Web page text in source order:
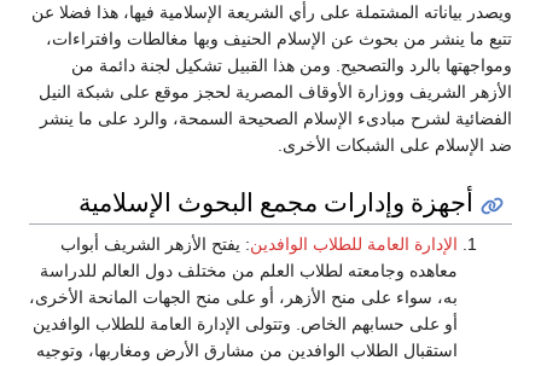
ويصدر بياناته المشتملة على رأي الشريعة الإسلامية فيها، هذا فضلا عن
تتبع ما ينشر من بحوث عن الإسلام الحنيف وبها مغالطات وافتراءات،
ومواجهتها بالرد والتصحيح. ومن هذا القبيل تشكيل لجنة دائمة من
الأزهر الشريف ووزارة الأوقاف المصرية لحجز موقع على شبكة النيل
الفضائية لشرح مبادىء الإسلام الصحيحة السمحة، والرد على ما ينشر
ضد الإسلام على الشبكات الأخرى.
أجهزة وإدارات مجمع البحوث الإسلامية
الإدارة العامة للطلاب الوافدين: يفتح الأزهر الشريف أبواب
معاهده وجامعته لطلاب العلم من مختلف دول العالم للدراسة
به، سواء على منح الأزهر، أو على منح الجهات المانحة الأخرى،
أو على حسابهم الخاص. وتتولى الإدارة العامة للطلاب الوافدين
استقبال الطلاب الوافدين من مشارق الأرض ومغاربها، وتوجيه